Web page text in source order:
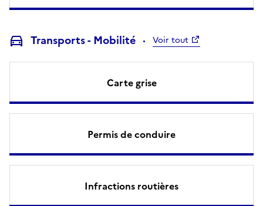
Transports - Mobilité Voir tout
Carte grise
Permis de conduire
Infractions routières